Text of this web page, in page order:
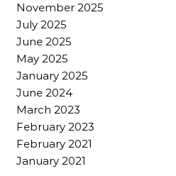
November 2025
July 2025
June 2025
May 2025
January 2025
June 2024
March 2023
February 2023
February 2021
January 2021